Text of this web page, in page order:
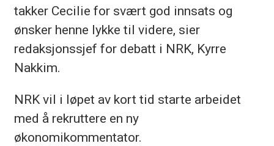
takker Cecilie for svært god innsats og
ønsker henne lykke til videre, sier
redaksjonssjef for debatt i NRK, Kyrre
Nakkim.
NRK vil i løpet av kort tid starte arbeidet
med å rekruttere en ny
økonomikommentator.